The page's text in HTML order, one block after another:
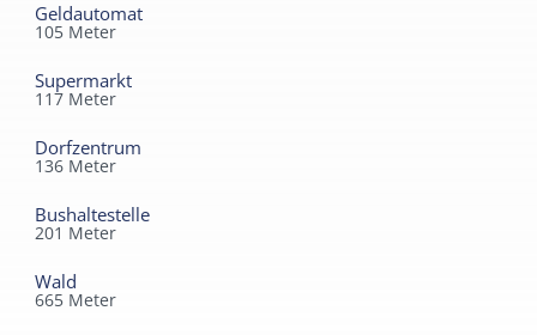
Geldautomat
105 Meter
Supermarkt
117 Meter
Dorfzentrum
136 Meter
Bushaltestelle
201 Meter
Wald
665 Meter